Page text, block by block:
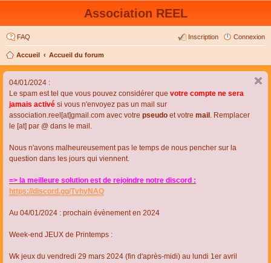
Association REEL
FAQ Connexion
Inscription
Accueil Accueil du forum
04/01/2024 :
Le spam est tel que vous pouvez considérer que votre compte ne sera
jamais activé si vous n'envoyez pas un mail sur
association.reel[at]gmail.com avec votre pseudo et votre mail . Remplacer
le [at] par @ dans le mail.
Nous n'avons malheureusement pas le temps de nous pencher sur la
question dans les jours qui viennent.
=> la meilleure solution est de rejoindre notre discord :
https://discord.gg/TvhyNAQ
Au 04/01/2024 : prochain évènement en 2024
Week-end JEUX de Printemps :
Wk jeux du vendredi 29 mars 2024 (fin d'après-midi) au lundi 1er avril